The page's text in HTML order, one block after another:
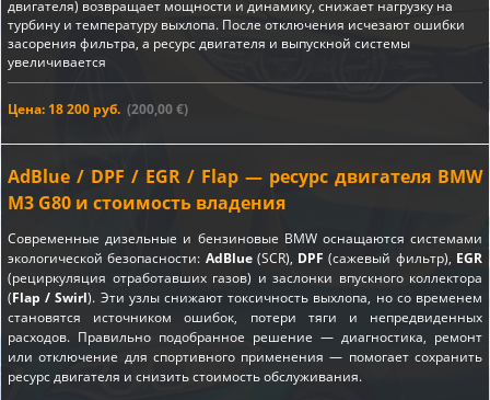
двигателя) возвращает мощности и динамику, снижает нагрузку на
турбину и температуру выхлопа. После отключения исчезают ошибки
засорения фильтра, а ресурс двигателя и выпускной системы
увеличивается
Цена: 18 200 руб. (200,00 €)
AdBlue / DPF / EGR / Flap — ресурс двигателя BMW
M3 G80 и стоимость владения
Современные дизельные и бензиновые BMW оснащаются системами
экологической безопасности: AdBlue(SCR), DPF (сажевый фильтр), EGR
(рециркуляция отработавших газов) и заслонки впускного коллектора
(Flap / Swirl). Эти узлы снижают токсичность выхлопа, но со временем
становятся источником ошибок, потери тяги и непредвиденных
расходов. Правильно подобранное решение — диагностика, ремонт
или отключение для спортивного применения — помогает сохранить
ресурс двигателя и снизить стоимость обслуживания.